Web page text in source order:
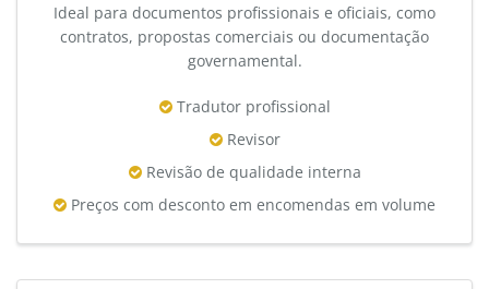
Ideal para documentos profissionais e oficiais, como
contratos, propostas comerciais ou documentação
governamental.
Tradutor profissional
Revisor
Revisão de qualidade interna
Preços com desconto em encomendas em volume